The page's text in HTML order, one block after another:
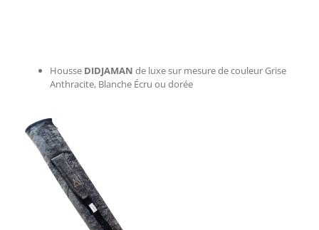
Housse DIDJAMAN de luxe sur mesure de couleur Grise
Anthracite, Blanche Écru ou dorée